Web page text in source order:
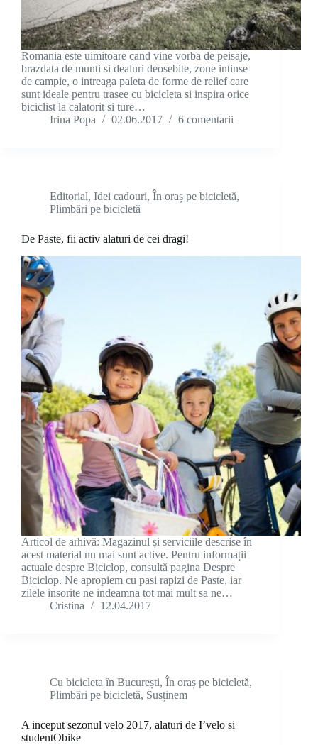
Romania este uimitoare cand vine vorba de peisaje,
brazdata de munti si dealuri deosebite, zone intinse
de campie, o intreaga paleta de forme de relief care
sunt ideale pentru trasee cu bicicleta si inspira orice
biciclist la calatorit si ture…
Irina Popa
02.06.2017 6 comentarii
Editorial, Idei cadouri, În oraș pe bicicletă,
Plimbări pe bicicletă
De Paste, fii activ alaturi de cei dragi!
Articol de arhivă: Magazinul și serviciile descrise în
acest material nu mai sunt active. Pentru informații
actuale despre Biciclop, consultă pagina Despre
Biciclop. Ne apropiem cu pasi rapizi de Paste, iar
zilele insorite ne indeamna tot mai mult sa ne…
Cristina
12.04.2017
Cu bicicleta în București, În oraș pe bicicletă,
Plimbări pe bicicletă, Susținem
A inceput sezonul velo 2017, alaturi de I’velo si
studentObike